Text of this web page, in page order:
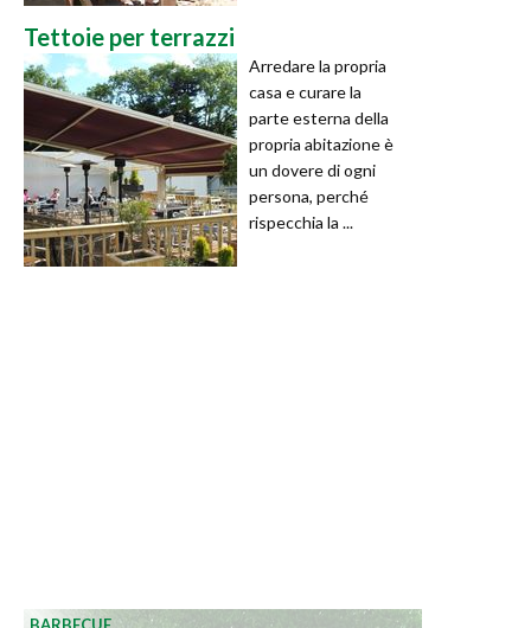
Tettoie per terrazzi
Arredare la propria
casa e curare la
parte esterna della
propria abitazione è
un dovere di ogni
persona, perché
rispecchia la ...
BARBECUE